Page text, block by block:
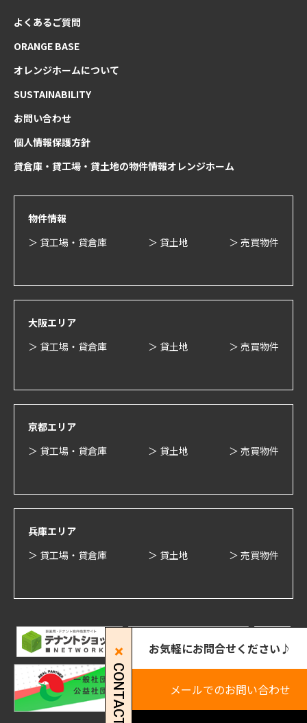
CONTACT
お気軽にお問合せください♪
メールでのお問い合わせ
よくあるご質問
ORANGE BASE
オレンジホームについて
SUSTAINABILITY
お問い合わせ
個人情報保護方針
貸倉庫・貸工場・貸土地の物件情報オレンジホーム
物件情報
＞ 貸工場・貸倉庫
＞ 貸土地 ＞ 売買物件
大阪エリア
＞ 貸工場・貸倉庫
＞ 貸土地 ＞ 売買物件
京都エリア
＞ 貸工場・貸倉庫
＞ 貸土地 ＞ 売買物件
兵庫エリア
＞ 貸工場・貸倉庫
＞ 貸土地 ＞ 売買物件